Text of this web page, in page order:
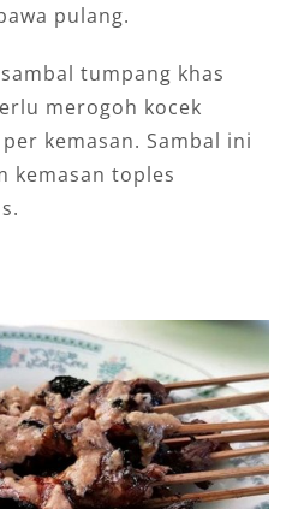
pulang.
tumpang khas
merogoh kocek
kemasan. Sambal ini
kemasan toples